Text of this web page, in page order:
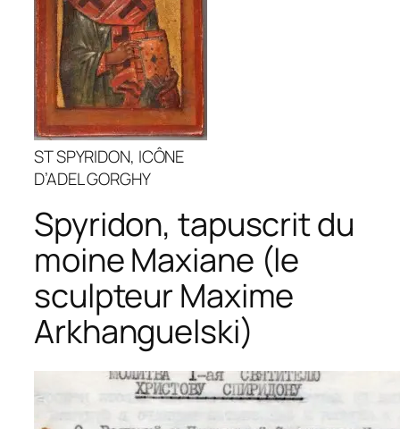
ST SPYRIDON, ICÔNE
D’ADEL GORGHY
Spyridon, tapuscrit du
moine Maxiane (le
sculpteur Maxime
Arkhanguelski)